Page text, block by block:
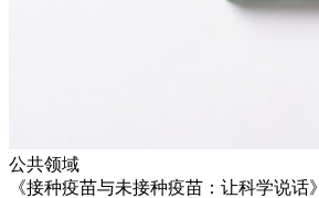
公共领域
《接种疫苗与未接种疫苗：让科学说话》